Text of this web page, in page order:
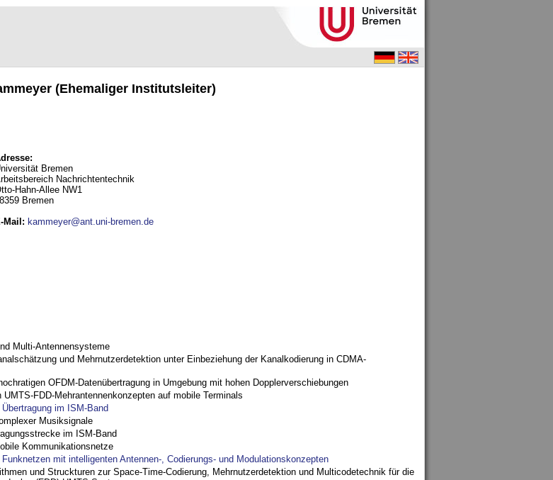
(Ehemaliger Institutsleiter)
Bremen
Nachrichtentechnik
Hahn-Allee NW1
Bremen
Mail : kammeyer@ant.uni-bremen.de
Multi-Antennensysteme
und Mehrnutzerdetektion unter Einbeziehung der Kanalkodierung in CDMA-
OFDM-Datenübertragung in Umgebung mit hohen Dopplerverschiebungen
FDD-Mehrantennenkonzepten auf mobile Terminals
im ISM-Band
Musiksignale
im ISM-Band
Kommunikationsnetze
mit intelligenten Antennen-, Codierungs- und Modulationskonzepten
und Struckturen zur Space-Time-Codierung, Mehrnutzerdetektion und Multicodetechnik für die